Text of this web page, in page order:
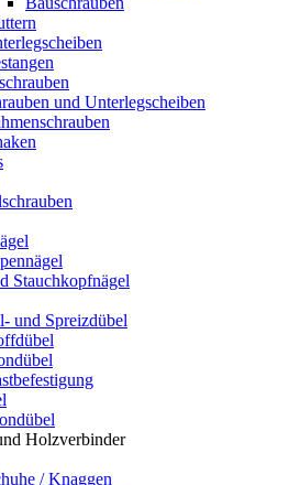
und Unterlegscheiben
Stauchkopfnägel
und Spreizdübel
Holzverbinder
/ Knaggen